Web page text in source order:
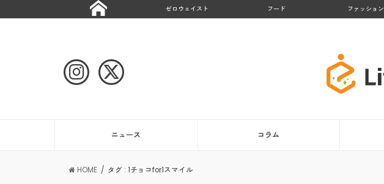
ゼロウェイスト フード ファッション
ニュース コラム
HOME タグ : 1チョコfor1スマイル